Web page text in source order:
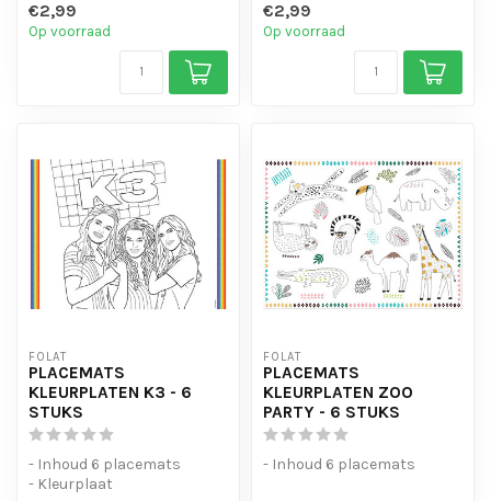
€2,99
Op voorraad
€2,99
Op voorraad
FOLAT
PLACEMATS
KLEURPLATEN K3 - 6
STUKS
- Inhoud 6 placemats
- Kleurplaat
FOLAT
PLACEMATS
KLEURPLATEN ZOO
PARTY - 6 STUKS
- Inhoud 6 placemats